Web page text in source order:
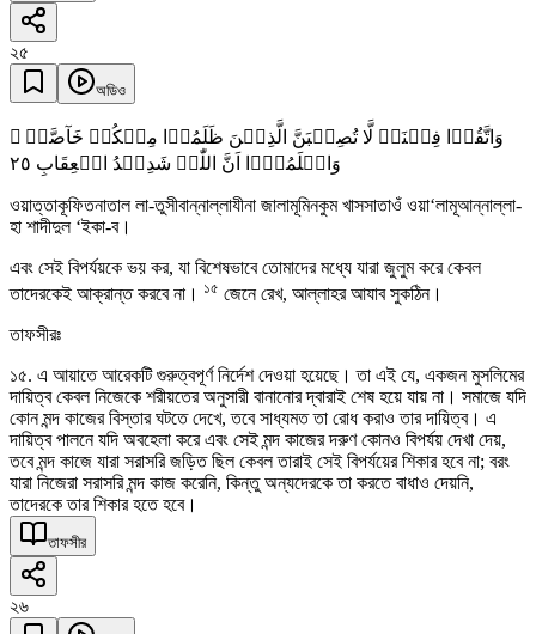
২৫
অডিও
وَاتَّقُوۡا فِتۡنَۃً لَّا تُصِیۡبَنَّ الَّذِیۡنَ ظَلَمُوۡا مِنۡکُمۡ خَآصَّۃً ۚ
وَاعۡلَمُوۡۤا اَنَّ اللّٰہَ شَدِیۡدُ الۡعِقَابِ ٢٥
ওয়াত্তাকূফিতনাতাল লা-তুসীবান্নাল্লাযীনা জালামূমিনকুম খাসসাতাওঁ ওয়া‘লামূআন্নাল্লা-
হা শাদীদুল ‘ইকা-ব।
এবং সেই বিপর্যয়কে ভয় কর, যা বিশেষভাবে তোমাদের মধ্যে যারা জুলুম করে কেবল
তাদেরকেই আক্রান্ত করবে না। ১৫ জেনে রেখ, আল্লাহর আযাব সুকঠিন।
তাফসীরঃ
১৫. এ আয়াতে আরেকটি গুরুত্বপূর্ণ নির্দেশ দেওয়া হয়েছে। তা এই যে, একজন মুসলিমের
দায়িত্ব কেবল নিজেকে শরীয়তের অনুসারী বানানোর দ্বারাই শেষ হয়ে যায় না। সমাজে যদি
কোন মন্দ কাজের বিস্তার ঘটতে দেখে, তবে সাধ্যমত তা রোধ করাও তার দায়িত্ব। এ
দায়িত্ব পালনে যদি অবহেলা করে এবং সেই মন্দ কাজের দরুণ কোনও বিপর্যয় দেখা দেয়,
তবে মন্দ কাজে যারা সরাসরি জড়িত ছিল কেবল তারাই সেই বিপর্যয়ের শিকার হবে না; বরং
যারা নিজেরা সরাসরি মন্দ কাজ করেনি, কিন্তু অন্যদেরকে তা করতে বাধাও দেয়নি,
তাদেরকে তার শিকার হতে হবে।
তাফসীর
২৬